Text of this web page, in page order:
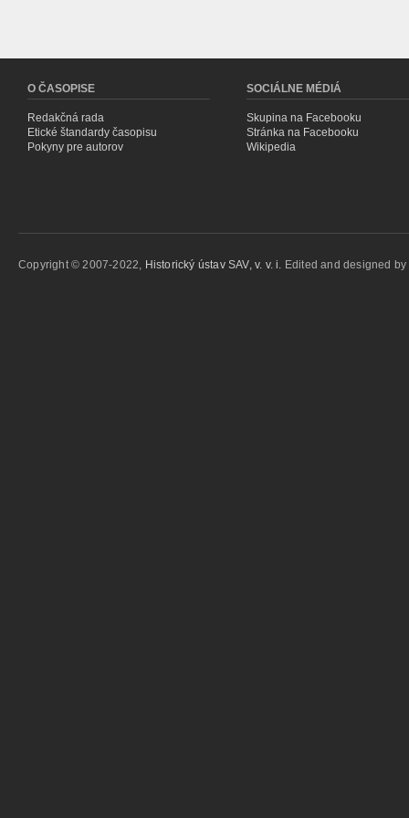
O ČASOPISE
Redakčná rada
Etické štandardy časopisu
Pokyny pre autorov
SOCIÁLNE MÉDIÁ
Skupina na Facebooku
Stránka na Facebooku
Wikipedia
Copyright © 2007-2022, Historický ústav SAV, v. v. i. Edited and designed by